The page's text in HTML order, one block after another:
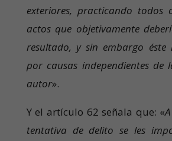
exteriores, practicando
actos que objetivamente
resultado, y sin embargo éste
por causas independientes de
autor».
Y el artículo 62 señala que: «
tentativa de delito se les